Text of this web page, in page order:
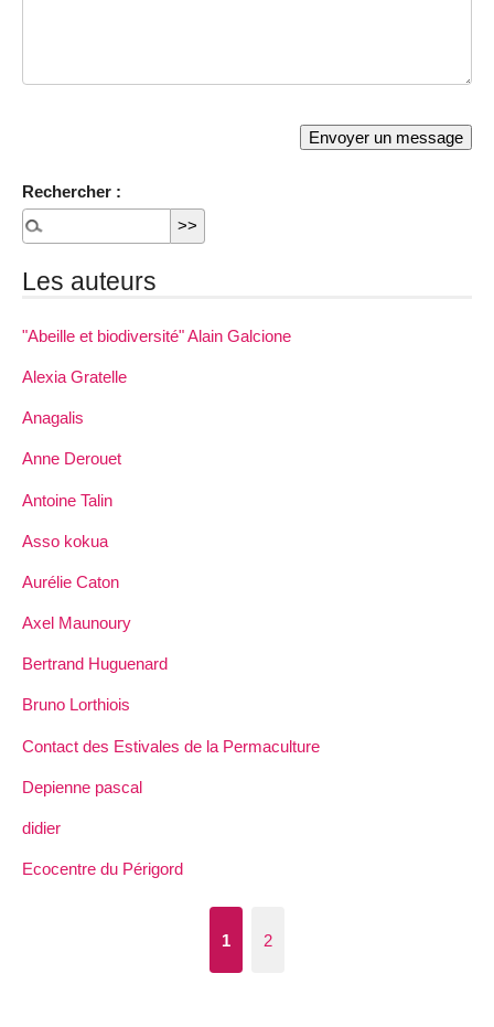
Rechercher :
Les auteurs
"Abeille et biodiversité" Alain Galcione
Alexia Gratelle
Anagalis
Anne Derouet
Antoine Talin
Asso kokua
Aurélie Caton
Axel Maunoury
Bertrand Huguenard
Bruno Lorthiois
Contact des Estivales de la Permaculture
Depienne pascal
didier
Ecocentre du Périgord
1 2